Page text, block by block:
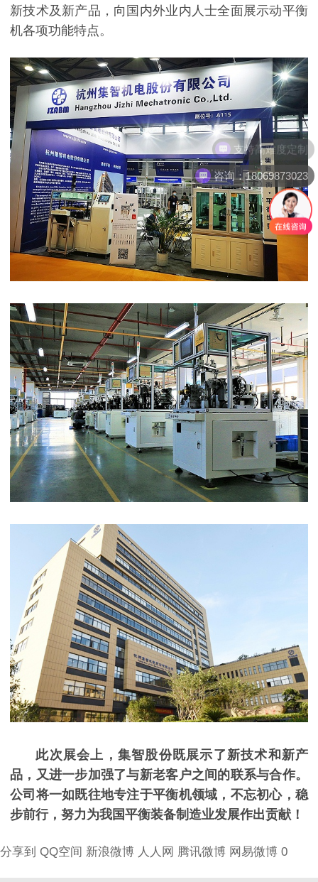
新技术及新产品，向国内外业内人士全面展示动平衡
机各项功能特点。
此次展会上，集智股份既展示了新技术和新产
品，又进一步加强了与新老客户之间的联系与合作。
公司将一如既往地专注于平衡机领域，不忘初心，稳
步前行，努力为我国平衡装备制造业发展作出贡献！
分享到 QQ空间 新浪微博 人人网 腾讯微博 网易微博 0
支持高难度定制
咨询：18069873023